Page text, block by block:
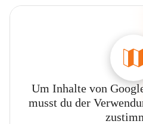
Um Inhalte von
musst du der